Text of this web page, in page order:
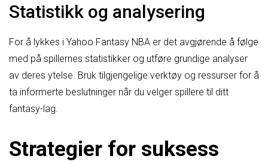
Statistikk og analysering
For å lykkes i Yahoo Fantasy NBA er det avgjørende å følge
med på spillernes statistikker og utføre grundige analyser
av deres ytelse. Bruk tilgjengelige verktøy og ressurser for å
ta informerte beslutninger når du velger spillere til ditt
fantasy-lag.
Strategier for suksess